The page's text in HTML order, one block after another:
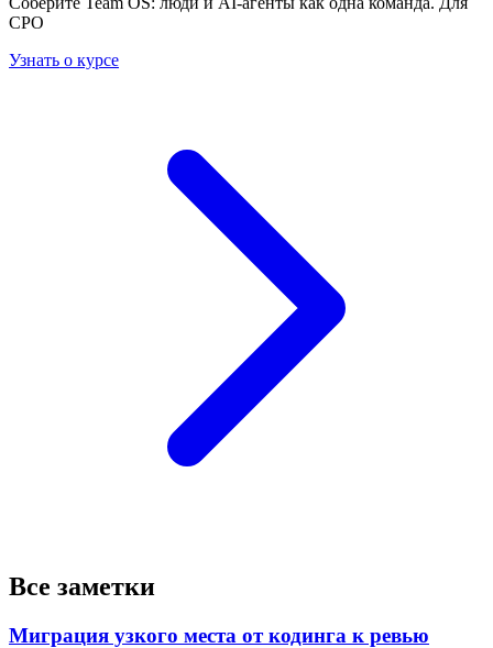
CPO
Узнать о курсе
Все заметки
Миграция узкого места от кодинга к ревью